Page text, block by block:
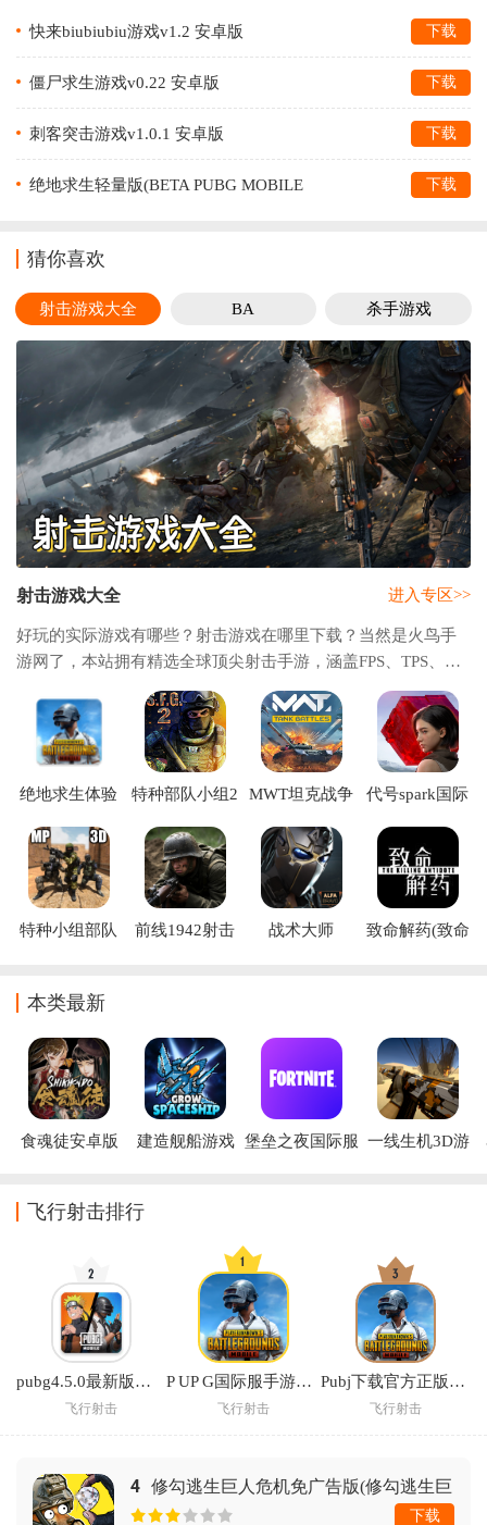
快来biubiubiu游戏v1.2 安卓版 下载
僵尸求生游戏v0.22 安卓版 下载
刺客突击游戏v1.0.1 安卓版 下载
绝地求生轻量版(BETA PUBG MOBILE
下载
猜你喜欢
射击游戏大全 BA 杀手游戏
射击游戏大全
好玩的实际游戏有哪些？射击游戏在哪里下载？当然是火鸟手
游网了，本站拥有精选全球顶尖射击手游，涵盖FPS、TPS、战
术竞技等全品类。从《使命召唤手游》的cinematic战场到
《Apex英雄》的团队策略，从《香肠派对》的搞
进入专区>>
绝地求生体验
MOBILE)
特种部队小组2
无敌
MWT坦克战争
Tank Battles)
代号spark国际
特种小组部队
前线1942射击
战术大师
致命解药(致命
本类最新
食魂徒安卓版 建造舰船游戏 堡垒之夜国际服 一线生机3D游
飞行射击排行
pubg4.5.0最新版下载(PUBG MOBILE)
飞行射击
P UP G国际服手游下载官方正版(PUBG MOBILE)
飞行射击
Pubj下载官方正版(PUBG MOBILE)
飞行射击
4 修勾逃生巨人危机免广告版(修勾逃生巨
人危机（神瞳修改）)
下载